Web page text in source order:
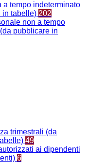
a tempo indeterminato
in tabelle) 202
non a tempo
pubblicare in
trimestrali (da
49
ai dipendenti
6